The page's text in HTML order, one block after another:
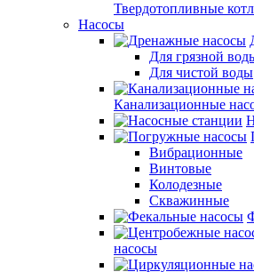
Твердотопливные
Насосы
Для грязной
Для чистой воды
Канализационные
Вибрационные
Винтовые
Колодезные
Скважинные
насосы